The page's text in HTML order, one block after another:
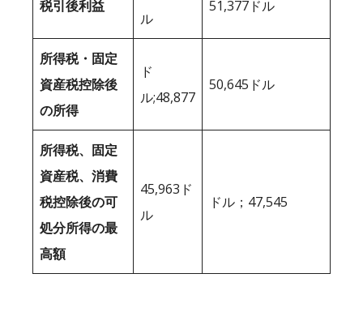
税引後利益
ル
51,377ドル
所得税・固定
資産税控除後
の所得
ド
ル;48,877
50,645ドル
所得税、固定
資産税、消費
税控除後の可
処分所得の最
高額
45,963ド
ル
ドル；47,545